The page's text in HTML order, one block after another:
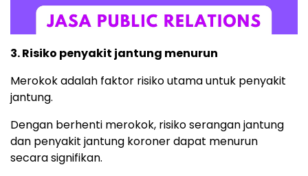
3. Risiko penyakit jantung menurun
Merokok adalah faktor risiko utama untuk penyakit
jantung.
Dengan berhenti merokok, risiko serangan jantung
dan penyakit jantung koroner dapat menurun
secara signifikan.